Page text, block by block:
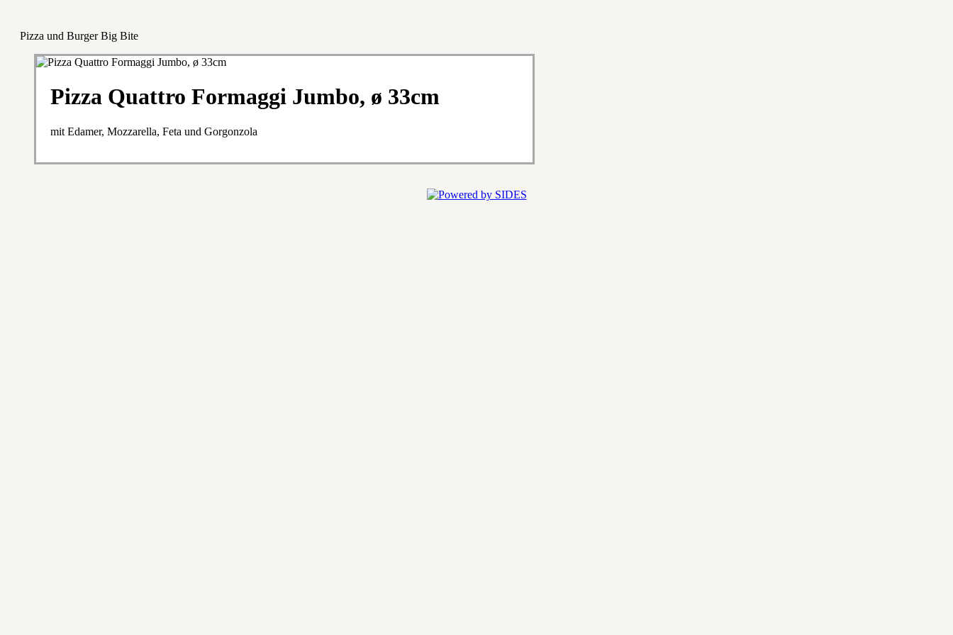
Pizza und Burger Big Bite
Pizza Quattro Formaggi Jumbo, ø 33cm
mit Edamer, Mozzarella, Feta und Gorgonzola